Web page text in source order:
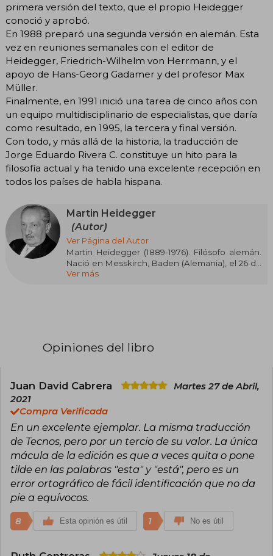
primera versión del texto, que el propio Heidegger
conoció y aprobó.
En 1988 preparó una segunda versión en alemán. Esta
vez en reuniones semanales con el editor de
Heidegger, Friedrich-Wilhelm von Herrmann, y el
apoyo de Hans-Georg Gadamer y del profesor Max
Müller.
Finalmente, en 1991 inició una tarea de cinco años con
un equipo multidisciplinario de especialistas, que daría
como resultado, en 1995, la tercera y final versión.
Con todo, y más allá de la historia, la traducción de
Jorge Eduardo Rivera C. constituye un hito para la
filosofía actual y ha tenido una excelente recepción en
todos los países de habla hispana.
Martin Heidegger
(Autor)
Ver Página del Autor
Martin Heidegger (1889-1976). Filósofo alemán.
Nació en Messkirch, Baden (Alemania), el 26 de
septiembre de 1889. Su padre, Friedrich
el fundador de la fenomenología. Ya en el año
en Marburgo, llegó a ser profesor de filosofía en
la universidad de Friburgo y se afilia al partido
nacionalsocialista (NSDAP). renuncia la
prelusión rectoral sobre Autoafirmación de la
Universidad alemana. Organización del
campamento de la ciencia. Apariciones
propagandísticas en Leipzig, Heildelberg y
Tubinga. Colaborador en la reforma de la
universidad de Baden (introducción de principio
del caudillaje). Renuncia al rectorado al año
deja de ocuparse de política. Comienza un
periodo de casi absoluto silencio: Heidegger no
Ver más
Opiniones del libro
Juan David Cabrera
Martes 27 de Abril,
2021
Compra Verificada
En un excelente ejemplar. La misma traducción
de Tecnos, pero por un tercio de su valor. La única
mácula de la edición es que a veces quita o pone
tilde en las palabras "esta" y "está", pero es un
error ortográfico de fácil identificación que no da
pie a equívocos.
8 Esta opinión es útil 1 No es útil